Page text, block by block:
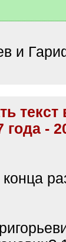
и
текст
-